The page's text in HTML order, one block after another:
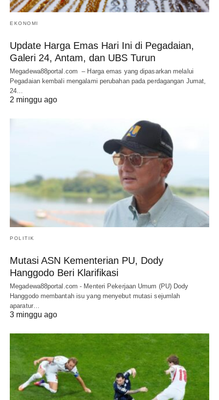
EKONOMI
Update Harga Emas Hari Ini di Pegadaian,
Galeri 24, Antam, dan UBS Turun
Megadewa88portal.com – Harga emas yang dipasarkan melalui
Pegadaian kembali mengalami perubahan pada perdagangan Jumat,
24…
2 minggu ago
POLITIK
Mutasi ASN Kementerian PU, Dody
Hanggodo Beri Klarifikasi
Megadewa88portal.com - Menteri Pekerjaan Umum (PU) Dody
Hanggodo membantah isu yang menyebut mutasi sejumlah
aparatur…
3 minggu ago